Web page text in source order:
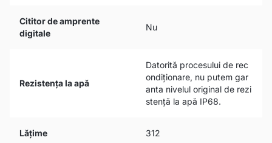
Cititor de amprente
digitale
Nu
Rezistența la apă
Datorită procesului de rec
ondiționare, nu putem gar
anta nivelul original de rezi
stență la apă IP68.
Lățime 312